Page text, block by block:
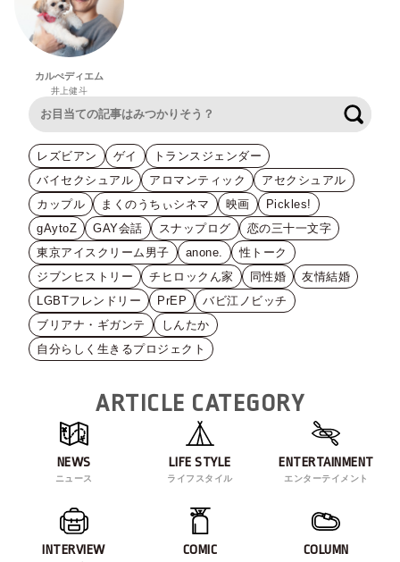
カルぺディエム
井上健斗
レズビアン ゲイ
トランスジェンダー
バイセクシュアル
アロマンティック
アセクシュアル
カップル
まくのうちぃシネマ 映画
Pickles!
gAytoZ
GAY会話 スナップログ
恋の三十一文字
東京アイスクリーム男子
anone.
性トーク
ジブンヒストリー
チヒロックん家 同性婚
友情結婚
LGBTフレンドリー
PrEP
バビ江ノビッチ
ブリアナ・ギガンテ
しんたか
自分らしく生きるプロジェクト
ARTICLE CATEGORY
NEWS
ニュース
LIFE STYLE
ライフスタイル
ENTERTAINMENT
エンターテイメント
INTERVIEW COMIC COLUMN